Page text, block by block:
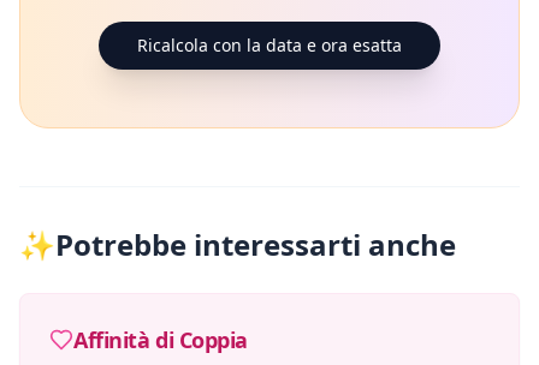
Ricalcola con la data e ora esatta
✨Potrebbe interessarti anche
Affinità di Coppia